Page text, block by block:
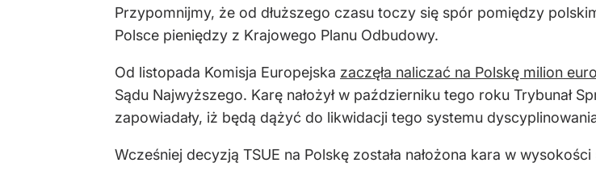
Przypomnijmy, że od dłuższego czasu toczy się spór pomiędzy
Polsce pieniędzy z Krajowego Planu Odbudowy.
Od listopada Komisja Europejska zaczęła naliczać na Polskę milion
Sądu Najwyższego. Karę nałożył w październiku tego roku Trybunał
zapowiadały, iż będą dążyć do likwidacji tego systemu
Wcześniej decyzją TSUE na Polskę została nałożona kara w